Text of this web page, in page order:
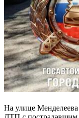
На улице